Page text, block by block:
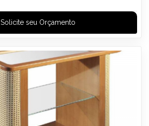
Solicite seu Orçamento